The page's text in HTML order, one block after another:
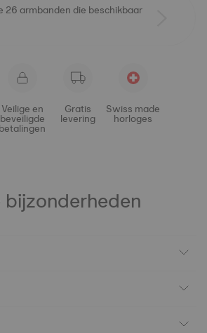
26 armbanden die beschikbaar
Veilige en
beveiligde
betalingen
Gratis
levering
Swiss made
horloges